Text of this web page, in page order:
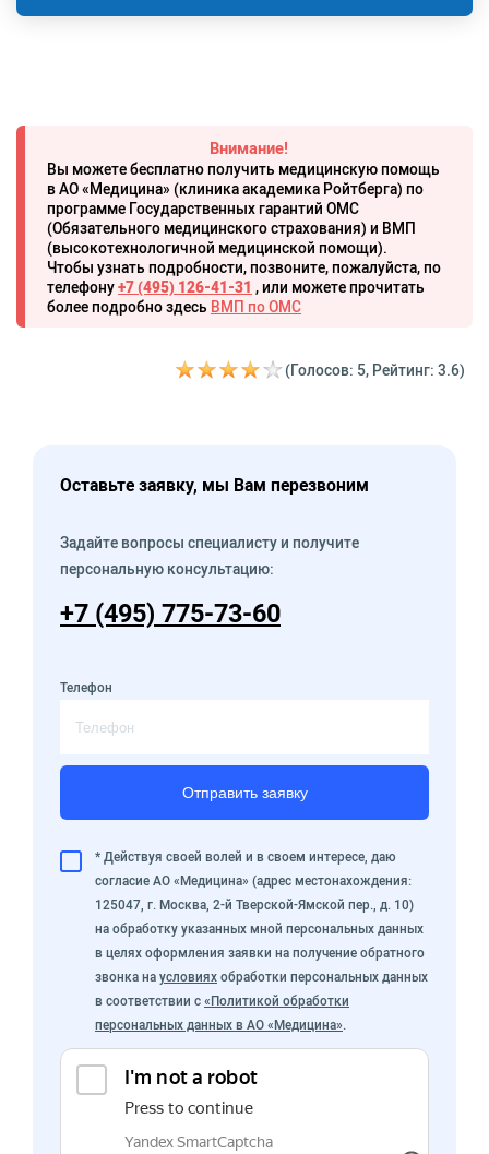
Внимание!
Вы можете бесплатно получить медицинскую помощь
в АО «Медицина» (клиника академика Ройтберга) по
программе Государственных гарантий ОМС
(Обязательного медицинского страхования) и ВМП
(высокотехнологичной медицинской помощи).
Чтобы узнать подробности, позвоните, пожалуйста, по
телефону+7 (495) 126-41-31 , или можете прочитать
более подробно здесь ВМП по ОМС
(Голосов: 5, Рейтинг: 3.6)
Оставьте заявку, мы Вам перезвоним
Задайте вопросы специалисту и получите
персональную консультацию:
+7 (495) 775-73-60
Телефон
Отправить заявку
* Действуя своей волей и в своем интересе, даю
согласие АО «Медицина» (адрес местонахождения:
125047, г. Москва, 2-й Тверской-Ямской пер., д. 10)
на обработку указанных мной персональных данных
в целях оформления заявки на получение обратного
звонка на условиях обработки персональных данных
в соответствии с «Политикой обработки
персональных данных в АО «Медицина».